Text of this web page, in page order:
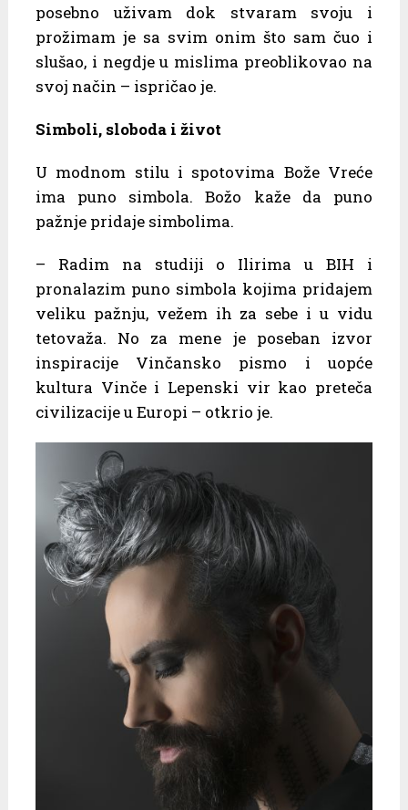
posebno uživam dok stvaram svoju i
prožimam je sa svim onim što sam čuo i
slušao, i negdje u mislima preoblikovao na
svoj način – ispričao je.
Simboli, sloboda i život
U modnom stilu i spotovima Bože Vreće
ima puno simbola. Božo kaže da puno
pažnje pridaje simbolima.
– Radim na studiji o Ilirima u BIH i
pronalazim puno simbola kojima pridajem
veliku pažnju, vežem ih za sebe i u vidu
tetovaža. No za mene je poseban izvor
inspiracije Vinčansko pismo i uopće
kultura Vinče i Lepenski vir kao preteča
civilizacije u Europi – otkrio je.